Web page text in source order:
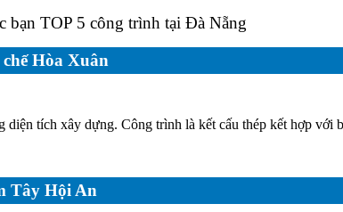
bạn TOP 5 công trình tại Đà Nẵng
Hòa Xuân
tích xây dựng. Công trình là kết cấu thép kết hợp với
Tây Hội An